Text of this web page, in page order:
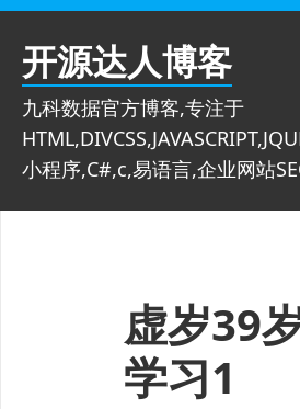
跳
开源达人博客
九科数据官方博客,专注于
小程序,C#,c,易语言,企业网站
虚岁39
学习1